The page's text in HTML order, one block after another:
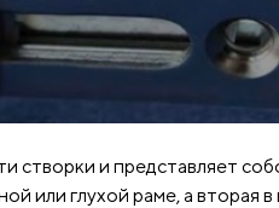
створки и представляет
или глухой раме, а